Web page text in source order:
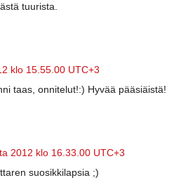
tuurista.
klo 15.55.00 UTC+3
taas, onnitelut!:) Hyvää pääsiäistä!
2012 klo 16.33.00 UTC+3
suosikkilapsia ;)